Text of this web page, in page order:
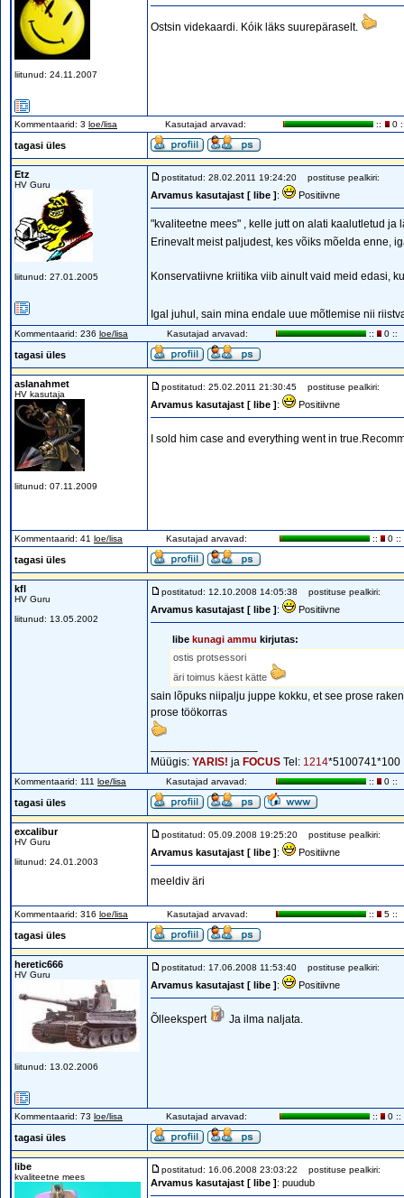
liitunud: 24.11.2007
Ostsin videkaardi. Kóik läks suurepäraselt.
Kommentaarid: 3 loe/lisa Kasutajad arvavad: :: 0
tagasi üles
Etz
HV Guru
liitunud: 27.01.2005
postitatud: 28.02.2011 19:24:20 postituse pealkiri:
Arvamus kasutajast [ libe ]: Positiivne
"kvaliteetne mees" , kelle jutt on alati kaalutletud ja
Erinevalt meist paljudest, kes võiks mõelda enne,
Konservatiivne kriitika viib ainult vaid meid edasi,
Igal juhul, sain mina endale uue mõtlemise nii
Kommentaarid: 236 loe/lisa Kasutajad arvavad: :: 0 ::
tagasi üles
aslanahmet
HV kasutaja
liitunud: 07.11.2009
postitatud: 25.02.2011 21:30:45 postituse pealkiri:
Arvamus kasutajast [ libe ]: Positiivne
I sold him case and everything went in
Kommentaarid: 41 loe/lisa Kasutajad arvavad: :: 0 ::
tagasi üles
kfl
HV Guru
liitunud: 13.05.2002
postitatud: 12.10.2008 14:05:38 postituse pealkiri:
Arvamus kasutajast [ libe ]: Positiivne
libe kunagi ammu kirjutas:
ostis protsessori
äri toimus käest kätte
sain lõpuks niipalju juppe kokku, et see prose
prose töökorras
Müügis: YARIS! ja FOCUS Tel: 1214*5100741*100
Kommentaarid: 111 loe/lisa Kasutajad arvavad: :: 0 ::
tagasi üles
excalibur
HV Guru
liitunud: 24.01.2003
postitatud: 05.09.2008 19:25:20 postituse pealkiri:
Arvamus kasutajast [ libe ]: Positiivne
meeldiv äri
Kommentaarid: 316 loe/lisa Kasutajad arvavad: :: 5 ::
tagasi üles
heretic666
HV Guru
liitunud: 13.02.2006
postitatud: 17.06.2008 11:53:40 postituse pealkiri:
Arvamus kasutajast [ libe ]: Positiivne
Õlleekspert Ja ilma naljata.
Kommentaarid: 73 loe/lisa Kasutajad arvavad: :: 0 ::
tagasi üles
libe
kvaliteetne mees
postitatud: 16.06.2008 23:03:22 postituse pealkiri:
Arvamus kasutajast [ libe ]: puudub